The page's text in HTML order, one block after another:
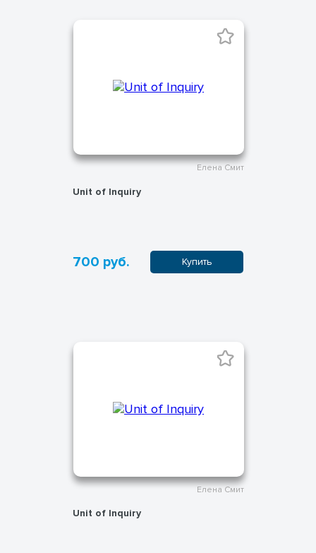
Елена Смит
Unit of Inquiry
700 руб. Купить
Елена Смит
Unit of Inquiry